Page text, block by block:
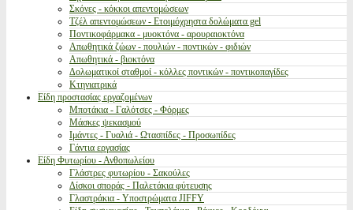
Σκόνες - κόκκοι απεντομώσεων
Τζέλ απεντομώσεων - Ετοιμόχρηστα δολώματα gel
Ποντικοφάρμακα - μυοκτόνα - αρουραιοκτόνα
Απωθητικά ζώων - πουλιών - ποντικών - φιδιών
Απωθητικά - βιοκτόνα
Δολωματικοί σταθμοί - κόλλες ποντικών - ποντικοπαγίδες
Κτηνιατρικά
Είδη προστασίας εργαζομένων
Μποτάκια - Γαλότσες - Φόρμες
Μάσκες ψεκασμού
Ιμάντες - Γυαλιά - Ωτασπίδες - Προσωπίδες
Γάντια εργασίας
Είδη Φυτωρίου - Ανθοπωλείου
Γλάστρες φυτωρίου - Σακούλες
Δίσκοι σποράς - Παλετάκια φύτευσης
Γλαστράκια - Υποστρώματα JIFFY